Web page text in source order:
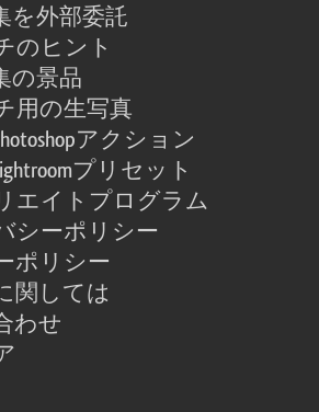
を外部委託
のヒント
の景品
用の生写真
アクション
プリセット
エイトプログラム
シーポリシー
ポリシー
関しては
わせ